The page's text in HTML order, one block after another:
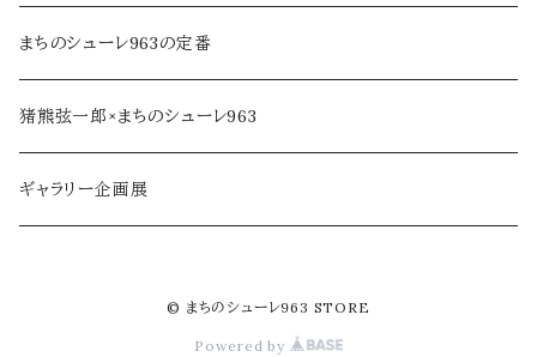
ジャム・加工品
soe farm
民芸品・手仕事
まちのシューレ963の定番
猪熊弦一郎×まちのシューレ963
ギャラリー企画展
© まちのシューレ963 STORE
Powered by